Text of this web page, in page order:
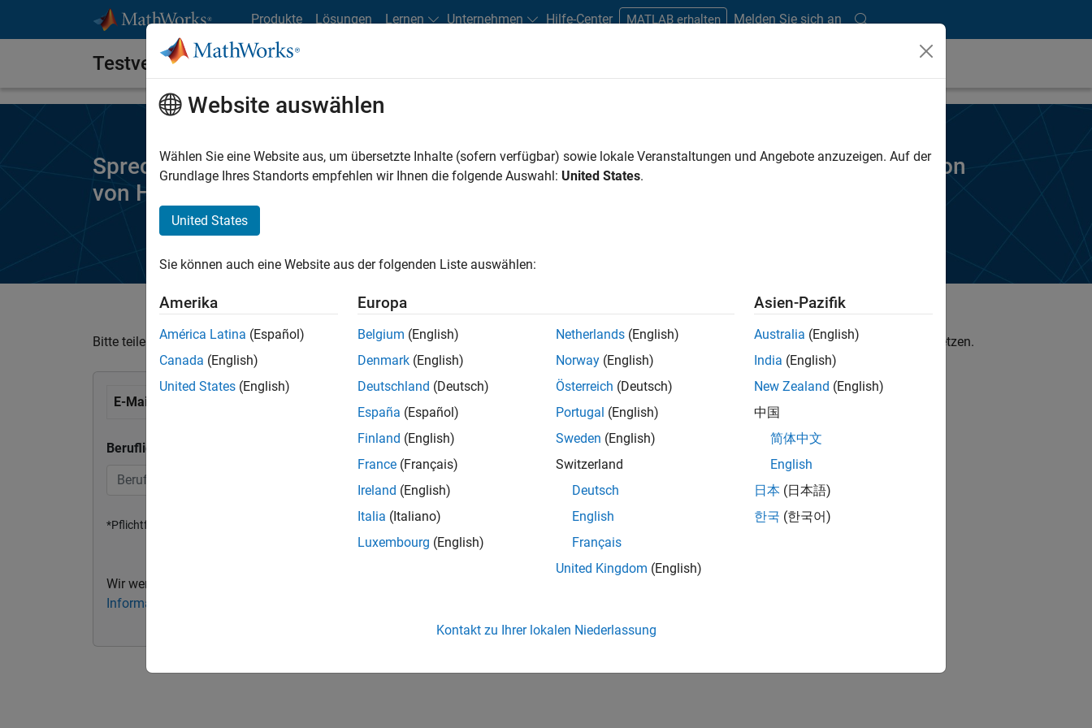
Produkte Lösungen Lernen Unternehmen Hilfe-Center MATLAB erhalten Melden Sie sich an
Testversion anfordern
Sprechen Sie mit einem MathWorks Ansprechpartner, um eine kostenlose Testversion
von HDL Verifier
Bitte teilen Sie uns Ihre Kontaktdaten mit. Ihr MathWorks Ansprechpartner wird sich in der Regel innerhalb eines Werktages mit Ihnen in Verbindung setzen.
E-Mail Adresse eingeben
Berufliche oder universitäre E-Mail-Adresse*
*Pflichtfeld
Wir werden Ihre persönlichen Kontaktdaten weder verkaufen noch vermieten.
Informationen finden Sie in unserer Datenschutzerklärung.
Website auswählen
Wählen Sie eine Website aus, um übersetzte Inhalte (sofern verfügbar) sowie lokale Veranstaltungen und Angebote anzuzeigen. Auf der
Grundlage Ihres Standorts empfehlen wir Ihnen die folgende Auswahl: United States.
United States
Sie können auch eine Website aus der folgenden Liste auswählen:
Amerika
América Latina (Español)
Canada (English)
United States (English)
Europa
Belgium (English)
Denmark (English)
Deutschland (Deutsch)
España (Español)
Finland (English)
France (Français)
Ireland (English)
Italia (Italiano)
Luxembourg (English)
Netherlands (English)
Norway (English)
Österreich (Deutsch)
Portugal (English)
Sweden (English)
Switzerland
Deutsch
English
Français
United Kingdom (English)
Asien-Pazifik
Australia (English)
India (English)
New Zealand (English)
中国
简体中文
English
日本 (日本語)
한국 (한국어)
Kontakt zu Ihrer lokalen Niederlassung